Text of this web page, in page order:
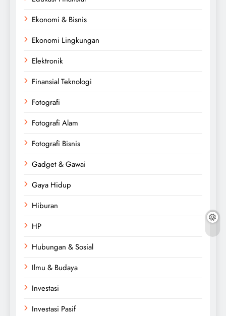
Ekonomi & Bisnis
Ekonomi Lingkungan
Elektronik
Finansial Teknologi
Fotografi
Fotografi Alam
Fotografi Bisnis
Gadget & Gawai
Gaya Hidup
Hiburan
HP
Hubungan & Sosial
Ilmu & Budaya
Investasi
Investasi Pasif